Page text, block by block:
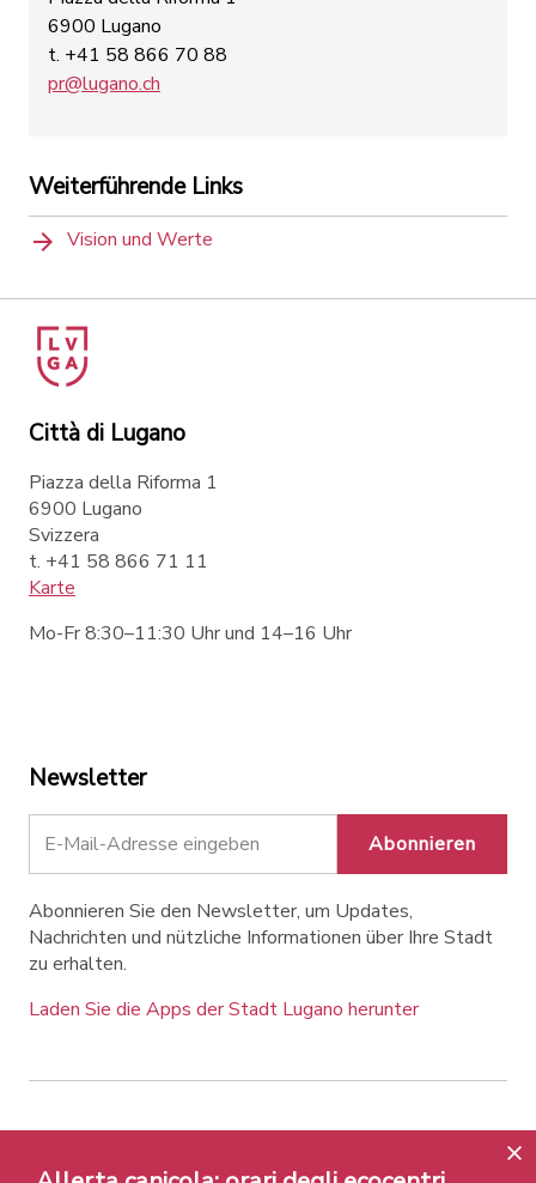
6900 Lugano
t. +41 58 866 70 88
pr@lugano.ch
Weiterführende Links
Vision und Werte
Città di Lugano
Piazza della Riforma 1
6900 Lugano
Svizzera
t. +41 58 866 71 11
Karte
Mo-Fr 8:30–11:30 Uhr und 14–16 Uhr
Newsletter
Abonnieren
Abonnieren Sie den Newsletter, um Updates,
Nachrichten und nützliche Informationen über Ihre Stadt
zu erhalten.
Laden Sie die Apps der Stadt Lugano herunter
Contatti Links
Rechtlicher Hinweis
Datenschutzrichtlinie
Labels und Auszeichnungen